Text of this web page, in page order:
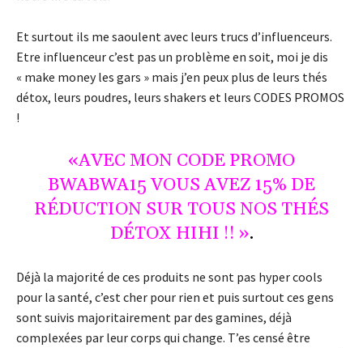
Et surtout ils me saoulent avec leurs trucs d’influenceurs.
Etre influenceur c’est pas un problème en soit, moi je dis
« make money les gars » mais j’en peux plus de leurs thés
détox, leurs poudres, leurs shakers et leurs CODES PROMOS
!
«AVEC MON CODE PROMO
BWABWA15 VOUS AVEZ 15% DE
RÉDUCTION SUR TOUS NOS THÉS
DÉTOX HIHI !! ».
Déjà la majorité de ces produits ne sont pas hyper cools
pour la santé, c’est cher pour rien et puis surtout ces gens
sont suivis majoritairement par des gamines, déjà
complexées par leur corps qui change. T’es censé être